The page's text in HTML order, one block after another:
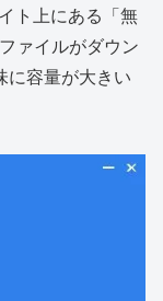
ト上にある「無
ァイルがダウン
に容量が大きい